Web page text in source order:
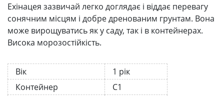
Ехінацея зазвичай легко доглядає і віддає перевагу
сонячним місцям і добре дренованим грунтам. Вона
може вирощуватись як у саду, так і в контейнерах.
Висока морозостійкість.
Вік
1 рік
Контейнер
С1